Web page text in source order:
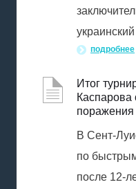
подробнее
Итог
Каспарова
В Сент-
по
после 12-